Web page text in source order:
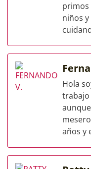
primos
niños
Hola
años y